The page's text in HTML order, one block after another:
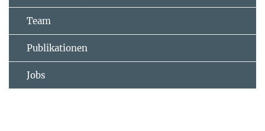
Team
Publikationen
Jobs